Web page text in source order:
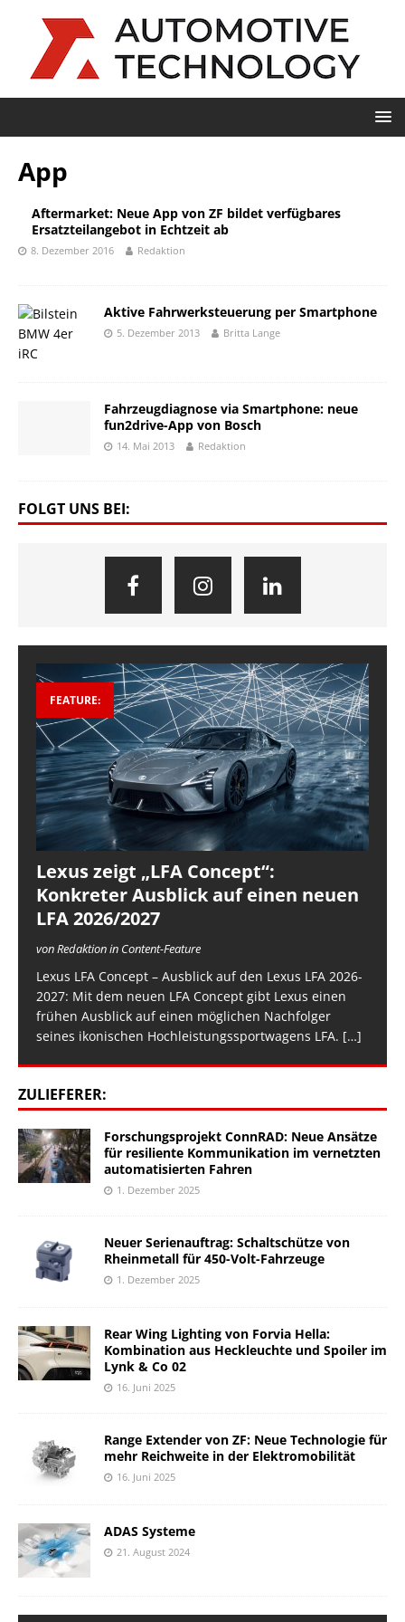
App
Aftermarket: Neue App von ZF bildet verfügbares
Ersatzteilangebot in Echtzeit ab
8. Dezember 2016 Redaktion
Aktive Fahrwerksteuerung per Smartphone
5. Dezember 2013 Britta Lange
Fahrzeugdiagnose via Smartphone: neue
fun2drive-App von Bosch
14. Mai 2013 Redaktion
FOLGT UNS BEI:
FEATURE:
Lexus zeigt „LFA Concept“:
Konkreter Ausblick auf einen neuen
LFA 2026/2027
von Redaktion in Content-Feature
Lexus LFA Concept – Ausblick auf den Lexus LFA 2026-
2027: Mit dem neuen LFA Concept gibt Lexus einen
frühen Ausblick auf einen möglichen Nachfolger
seines ikonischen Hochleistungssportwagens LFA. […]
ZULIEFERER:
Forschungsprojekt ConnRAD: Neue Ansätze
für resiliente Kommunikation im vernetzten
automatisierten Fahren
1. Dezember 2025
Neuer Serienauftrag: Schaltschütze von
Rheinmetall für 450-Volt-Fahrzeuge
1. Dezember 2025
Rear Wing Lighting von Forvia Hella:
Kombination aus Heckleuchte und Spoiler im
Lynk & Co 02
16. Juni 2025
Range Extender von ZF: Neue Technologie für
mehr Reichweite in der Elektromobilität
16. Juni 2025
ADAS Systeme
21. August 2024